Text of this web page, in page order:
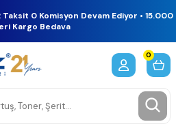
0 Komisyon Devam Ediyor • 15.000
Kargo Bedava
0